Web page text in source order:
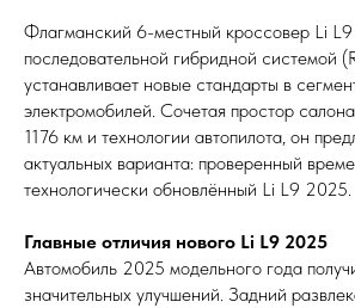
Флагманский 6-местный кроссовер Li
последовательной гибридной системой
устанавливает новые стандарты в
электромобилей. Сочетая простор
1176 км и технологии автопилота, он
актуальных варианта: проверенный
технологически обновлённый Li L9 2025.
Главные отличия нового Li L9 2025
Автомобиль 2025 модельного года
значительных улучшений. Задний